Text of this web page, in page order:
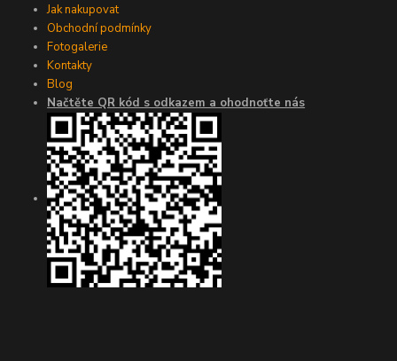
Jak nakupovat
Obchodní podmínky
Fotogalerie
Kontakty
Blog
Načtěte QR kód s odkazem a ohodnoťte nás